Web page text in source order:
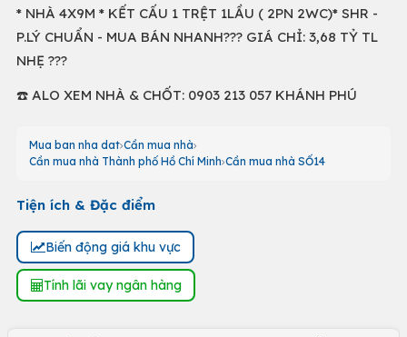
* NHÀ 4X9M * KẾT CẤU 1 TRỆT 1LẦU ( 2PN 2WC)* SHR -
P.LÝ CHUẨN - MUA BÁN NHANH??? GIÁ CHỈ: 3,68 TỶ TL
NHẸ ???
☎️ ALO XEM NHÀ & CHỐT: 0903 213 057 KHÁNH PHÚ
Mua ban nha dat Cần mua nhà
Cần mua nhà Thành phố Hồ Chí Minh Cần mua nhà SỐ14
Tiện ích & Đặc điểm
Biến động giá khu vực
Tính lãi vay ngân hàng